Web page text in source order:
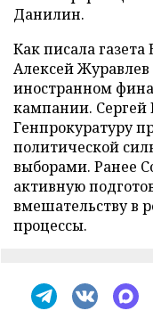
Данилин.
Как писала
Алексей Журавлев
иностранном
кампании. Сергей
Генпрокуратуру
политической
выборами. Ранее
активную
вмешательству в
процессы.